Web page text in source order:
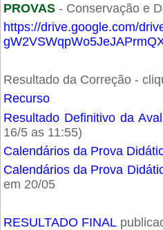
PROVAS- Conservação e
https://drive.google.com/
Resultado da Correção -
Recurso
Resultado Definitivo da
16/5 as 11:55)
Calendários da Prova
Calendários da Prova
em 20/05
RESULTADO FINAL